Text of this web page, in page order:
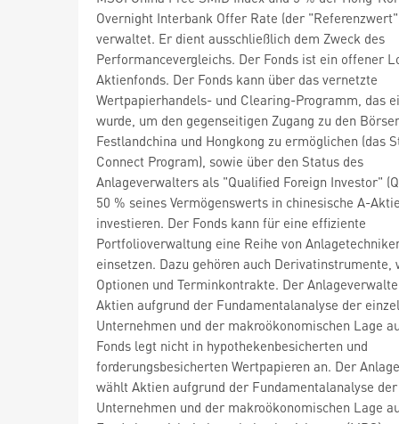
Overnight Interbank Offer Rate (der
verwaltet. Er dient ausschließlich dem Zweck des
Performancevergleichs. Der Fonds ist ein offener
Aktienfonds. Der Fonds kann über das vernetzte
Wertpapierhandels- und Clearing-Programm, das
wurde, um den gegenseitigen Zugang zu den
Festlandchina und Hongkong zu ermöglichen (das
Connect Program), sowie über den Status des
Anlageverwalters als "Qualified Foreign Investor"
50 % seines Vermögenswerts in chinesische A-
investieren. Der Fonds kann für eine effiziente
Portfolioverwaltung eine Reihe von
einsetzen. Dazu gehören auch Derivatinstrumente,
Optionen und Terminkontrakte. Der
Aktien aufgrund der Fundamentalanalyse der
Unternehmen und der makroökonomischen Lage
Fonds legt nicht in hypothekenbesicherten und
forderungsbesicherten Wertpapieren an. Der
wählt Aktien aufgrund der Fundamentalanalyse
Unternehmen und der makroökonomischen Lage